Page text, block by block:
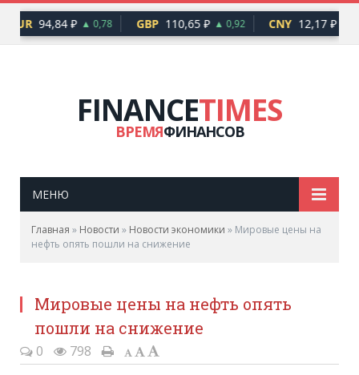
EUR 94,84 ₽ ▲ 0,78 GBP 110,65 ₽ ▲ 0,92 CNY 12,17 ₽
FINANCETIMES
ВРЕМЯФИНАНСОВ
МЕНЮ
Главная » Новости » Новости экономики » Мировые цены на
нефть опять пошли на снижение
Мировые цены на нефть опять
пошли на снижение
0 798